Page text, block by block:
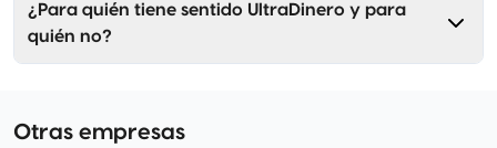
¿Para quién tiene sentido UltraDinero y para
quién no?
Otras empresas